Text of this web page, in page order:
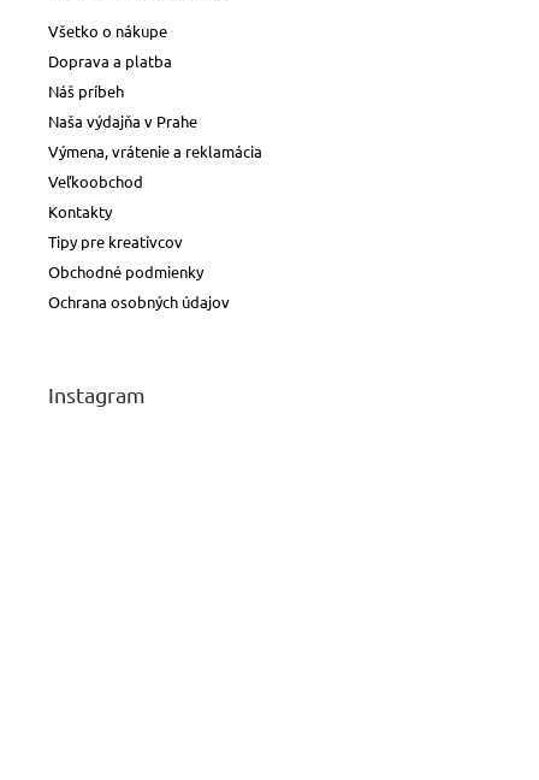
Všetko o nákupe
Doprava a platba
Náš príbeh
Naša výdajňa v Prahe
Výmena, vrátenie a reklamácia
Veľkoobchod
Kontakty
Tipy pre kreatívcov
Obchodné podmienky
Ochrana osobných údajov
Instagram